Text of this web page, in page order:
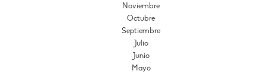
Noviembre
Octubre
Septiembre
Julio
Junio
Mayo